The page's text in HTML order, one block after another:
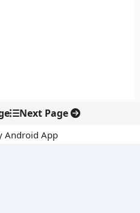
Next Page
Android App